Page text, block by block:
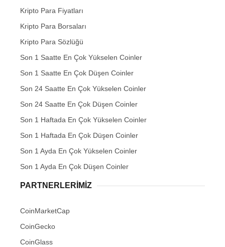
Kripto Para Fiyatları
Kripto Para Borsaları
Kripto Para Sözlüğü
Son 1 Saatte En Çok Yükselen Coinler
Son 1 Saatte En Çok Düşen Coinler
Son 24 Saatte En Çok Yükselen Coinler
Son 24 Saatte En Çok Düşen Coinler
Son 1 Haftada En Çok Yükselen Coinler
Son 1 Haftada En Çok Düşen Coinler
Son 1 Ayda En Çok Yükselen Coinler
Son 1 Ayda En Çok Düşen Coinler
PARTNERLERIMIZ
CoinMarketCap
CoinGecko
CoinGlass